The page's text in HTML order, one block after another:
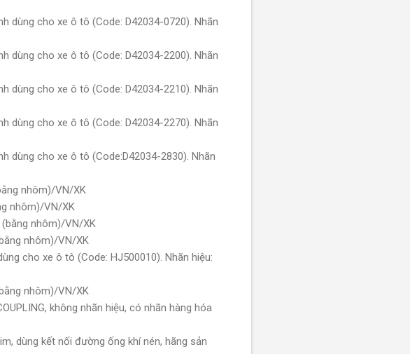
dùng cho xe ô tô (Code: D42034-0720). Nhãn
dùng cho xe ô tô (Code: D42034-2200). Nhãn
dùng cho xe ô tô (Code: D42034-2210). Nhãn
dùng cho xe ô tô (Code: D42034-2270). Nhãn
dùng cho xe ô tô (Code:D42034-2830). Nhãn
nhôm)/VN/XK
nhôm)/VN/XK
nhôm)/VN/XK
nhôm)/VN/XK
cho xe ô tô (Code: HJ500010). Nhãn hiệu:
nhôm)/VN/XK
không nhãn hiệu, có nhãn hàng hóa
dùng kết nối đường ống khí nén, hãng sản